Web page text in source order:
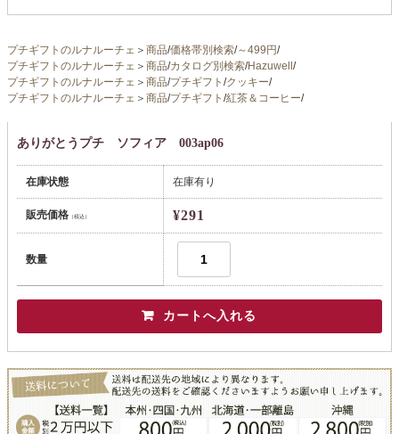
プチギフトのルナルーチェ ＞ 商品/価格帯別検索/～499円/
プチギフトのルナルーチェ ＞ 商品/カタログ別検索/Hazuwell /
プチギフトのルナルーチェ ＞ 商品/プチギフト /クッキー/
プチギフトのルナルーチェ ＞ 商品/プチギフト /紅茶＆コーヒー/
ありがとうプチ ソフィア 003ap06
在庫状態 在庫有り
販売価格（税込） ¥291
数量